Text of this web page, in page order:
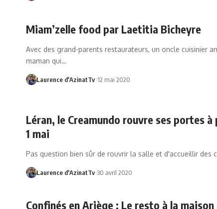
Miam’zelle food par Laetitia Bicheyre
Avec des grand-parents restaurateurs, un oncle cuisinier
maman qui…
Laurence d'AzinatTv 12 mai 2020
Léran, le Creamundo rouvre ses portes
1 mai
Pas question bien sûr de rouvrir la salle et d'accueillir des
Laurence d'AzinatTv 30 avril 2020
Confinés en Ariège : Le resto à la maison